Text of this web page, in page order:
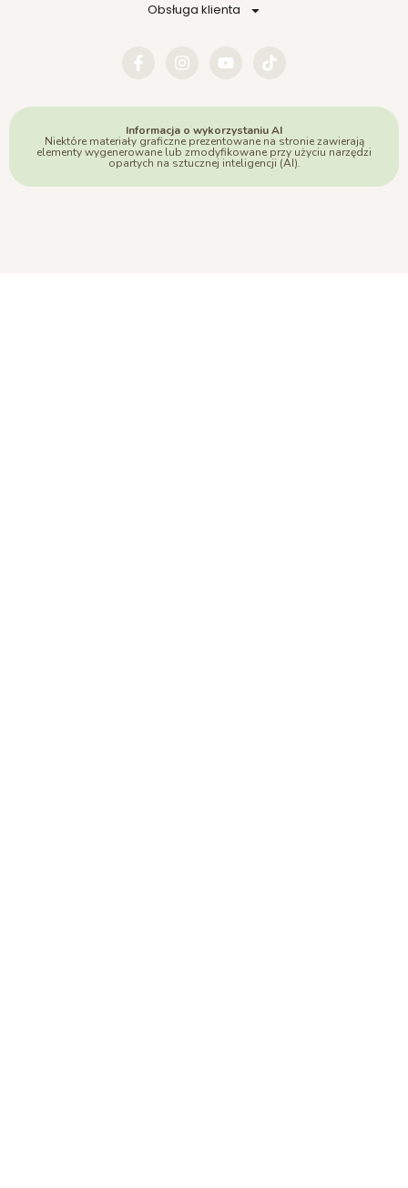
Obsługa klienta
Informacja o wykorzystaniu AI
Niektóre materiały graficzne prezentowane na stronie zawierają
elementy wygenerowane lub zmodyfikowane przy użyciu narzędzi
opartych na sztucznej inteligencji (AI).